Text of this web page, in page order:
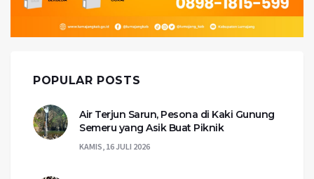
POPULAR POSTS
Air Terjun Sarun, Pesona di Kaki Gunung
Semeru yang Asik Buat Piknik
KAMIS, 16 JULI 2026